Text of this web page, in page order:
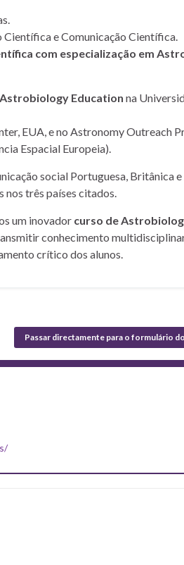
e Comunicação Científica.
com especialização em
Education na
EUA, e no Astronomy Outreach
Espacial Europeia).
social Portuguesa, Britânica
nos três países citados.
um inovador curso de
conhecimento
crítico dos alunos.
Passar directamente para o formulário